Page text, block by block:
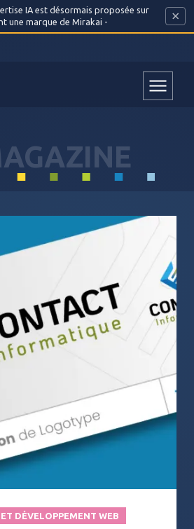
IA est désormais proposée sur
une marque de Mirakai - ×
DÉVELOPPEMENT WEB